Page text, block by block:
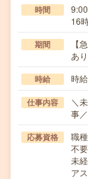
時間
16
期間
【
あ
時給 時
仕事内容
＼
事
応募資格
職
不要
未
ア